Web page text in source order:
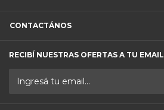
CONTACTÁNOS
RECIBÍ NUESTRAS OFERTAS A TU EMAIL